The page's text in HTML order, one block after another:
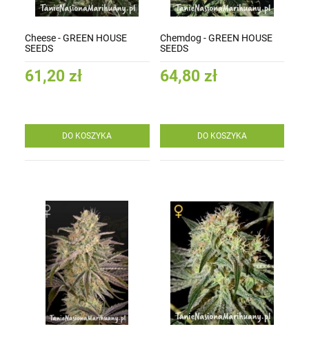
Cheese - GREEN HOUSE
SEEDS
61,20 zł
DO KOSZYKA
Chemdog - GREEN HOUSE
SEEDS
64,80 zł
DO KOSZYKA